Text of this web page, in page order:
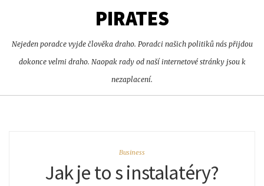
PIRATES
Nejeden poradce vyjde člověka draho. Poradci našich politiků nás přijdou
dokonce velmi draho. Naopak rady od naší internetové stránky jsou k
nezaplacení.
Business
Jak je to s instalatéry?